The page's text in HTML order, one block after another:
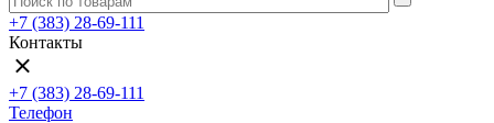
+7 (383) 28-69-111
Контакты
+7 (383) 28-69-111
Телефон